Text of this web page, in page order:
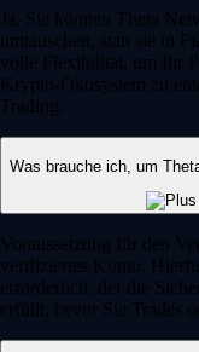
Ja, Sie können Theta
umtauschen, statt sie in
volle Flexibilität, um Ihr
Krypto-Ökosystem zu
Trading.
Was brauche ich, um
Voraussetzung für den
verifiziertes Konto.
erforderlich, der die
erfüllt, bevor Sie Trades